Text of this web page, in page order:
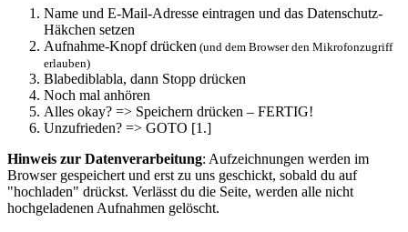
Name und E-Mail-Adresse eintragen und das Datenschutz-
Häkchen setzen
Aufnahme-Knopf drücken (und dem Browser den Mikrofonzugriff
erlauben)
Blabediblabla, dann Stopp drücken
Noch mal anhören
Alles okay? => Speichern drücken – FERTIG!
Unzufrieden? => GOTO [1.]
Hinweis zur Datenverarbeitung: Aufzeichnungen werden im
Browser gespeichert und erst zu uns geschickt, sobald du auf
"hochladen" drückst. Verlässt du die Seite, werden alle nicht
hochgeladenen Aufnahmen gelöscht.